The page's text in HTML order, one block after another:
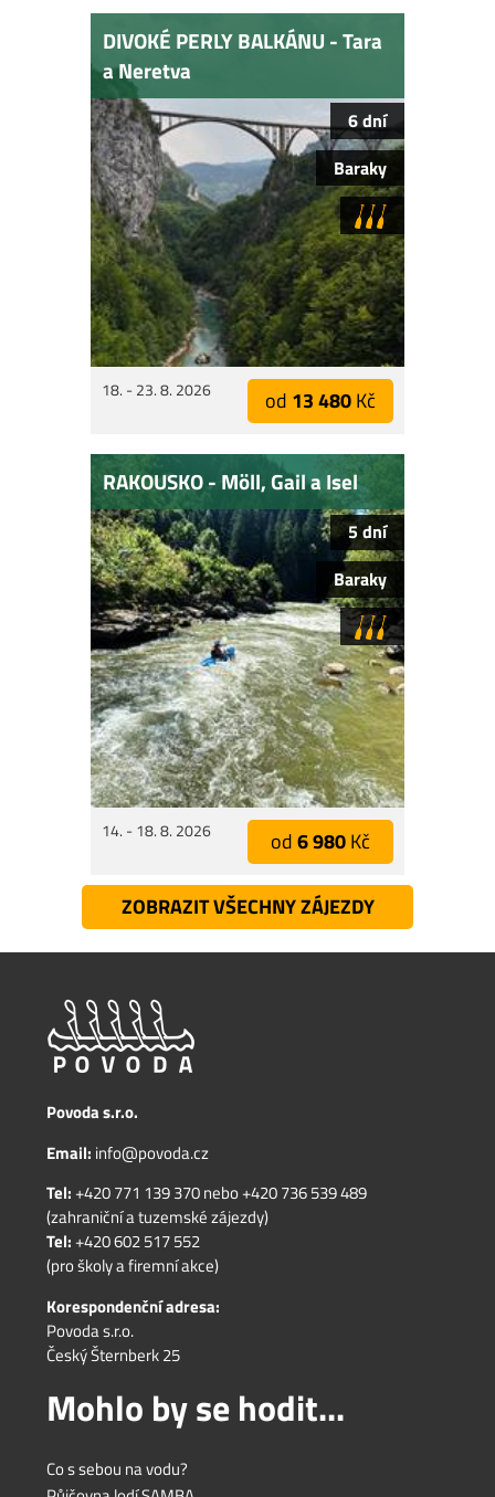
DIVOKÉ PERLY BALKÁNU - Tara
a Neretva
6 dní
Baraky
18. - 23. 8. 2026 od 13 480Kč
RAKOUSKO - Möll, Gail a Isel
5 dní
Baraky
14. - 18. 8. 2026 od6 980Kč
ZOBRAZIT VŠECHNY ZÁJEZDY
Povoda s.r.o.
Email: info@povoda.cz
Tel:+420 771 139 370nebo+420 736 539 489
(zahraniční a tuzemské zájezdy)
Tel:+420 602 517 552
(pro školy a firemní akce)
Korespondenční adresa:
Povoda s.r.o.
Český Šternberk 25
Mohlo by se hodit...
Co s sebou na vodu?